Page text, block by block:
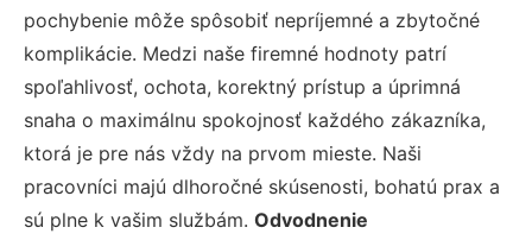
pochybenie môže spôsobiť nepríjemné a zbytočné
komplikácie. Medzi naše firemné hodnoty patrí
spoľahlivosť, ochota, korektný prístup a úprimná
snaha o maximálnu spokojnosť každého zákazníka,
ktorá je pre nás vždy na prvom mieste. Naši
pracovníci majú dlhoročné skúsenosti, bohatú prax a
sú plne k vašim službám. Odvodnenie